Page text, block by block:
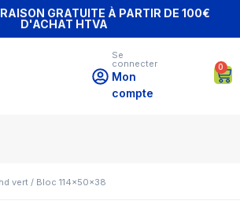
GRATUITE À PARTIR DE 100€
D'ACHAT HTVA
Se
connecter
Mon
compte
0
vert / Bloc 114x50x38